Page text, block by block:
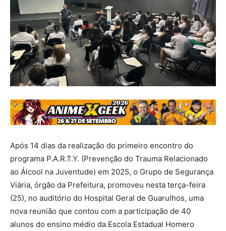
Após 14 dias da realização do primeiro encontro do
programa P.A.R.T.Y. (Prevenção do Trauma Relacionado
ao Álcool na Juventude) em 2025, o Grupo de Segurança
Viária, órgão da Prefeitura, promoveu nesta terça-feira
(25), no auditório do Hospital Geral de Guarulhos, uma
nova reunião que contou com a participação de 40
alunos do ensino médio da Escola Estadual Homero